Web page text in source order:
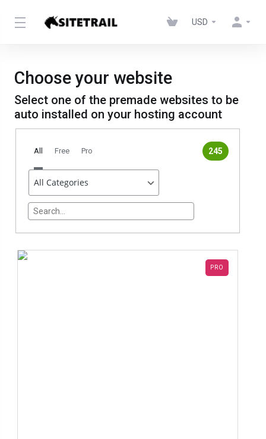
USD
Choose your website
Select one of the premade websites to be
auto installed on your hosting account
245
All Free Pro
themeSelector.search<
PRO